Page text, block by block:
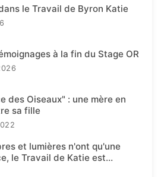
le Travail de Byron Katie
à la fin du Stage OR
des Oiseaux" : une mère en
sa fille
et lumières n'ont qu'une
le Travail de Katie est